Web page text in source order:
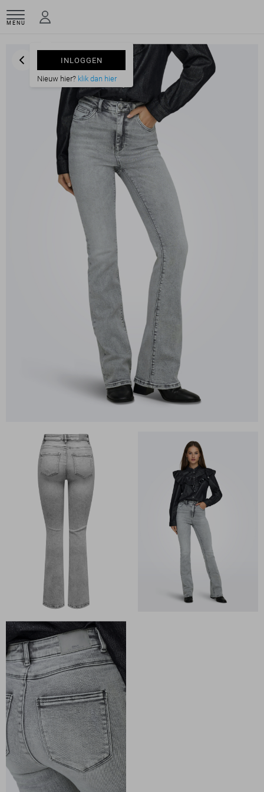
MENU
INLOGGEN
Nieuw hier? klik dan hier